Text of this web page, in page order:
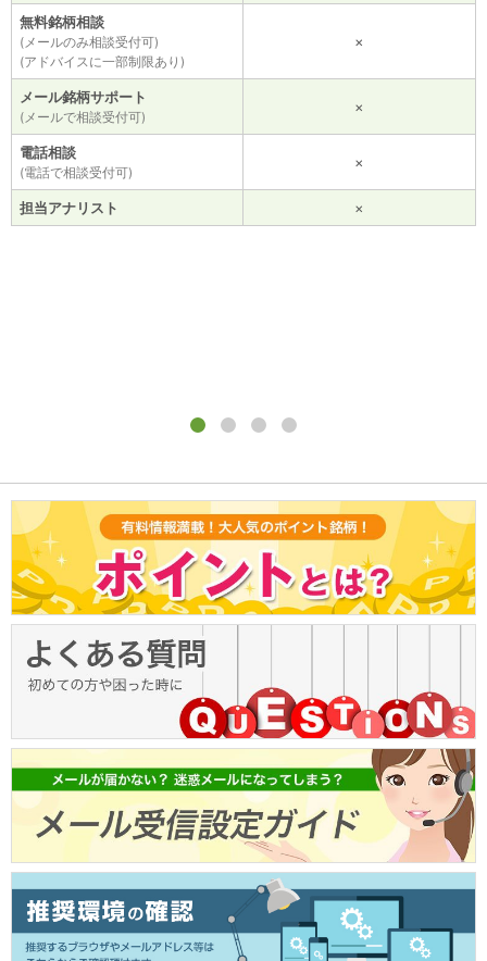
無料銘柄相談
(メールのみ相談受付可)
(アドバイスに一部制限あり)
×
メール銘柄サポート
(メールで相談受付可)
×
電話相談
(電話で相談受付可)
×
担当アナリスト ×